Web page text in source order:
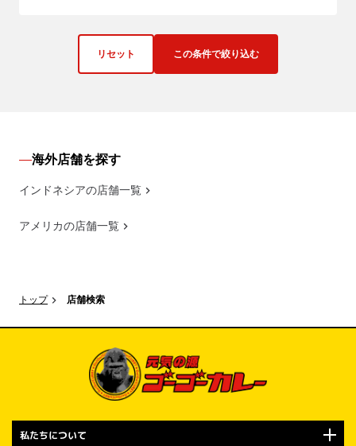
トップ 店舗検索
リセット この条件で絞り込む
海外店舗を探す
インドネシアの店舗一覧
アメリカの店舗一覧
私たちについて